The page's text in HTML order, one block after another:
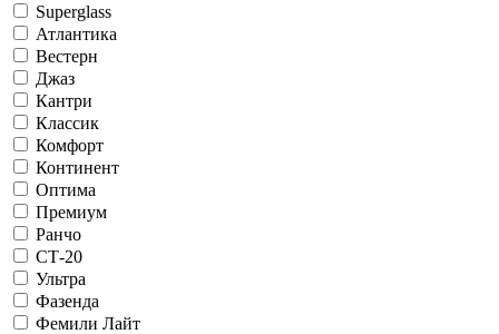
Superglass
Атлантика
Вестерн
Джаз
Кантри
Классик
Комфорт
Континент
Оптима
Премиум
Ранчо
СТ-20
Ультра
Фазенда
Фемили Лайт